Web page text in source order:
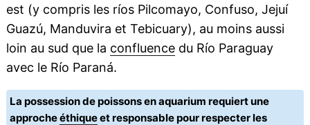
est (y compris les ríos Pilcomayo, Confuso, Jejuí
Guazú, Manduvira et Tebicuary), au moins aussi
loin au sud que la confluencedu Río Paraguay
avec le Río Paraná.
La possession de poissons en aquarium requiert une
approcheéthiqueet responsable pour respecter les